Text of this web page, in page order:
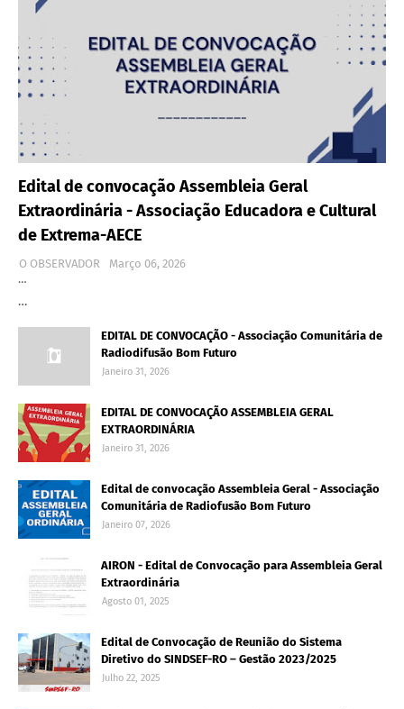
Edital de convocação Assembleia Geral
Extraordinária - Associação Educadora e Cultural
de Extrema-AECE
O OBSERVADOR
Março 06, 2026
…
…
EDITAL DE CONVOCAÇÃO - Associação Comunitária de
Radiodifusão Bom Futuro
Janeiro 31, 2026
EDITAL DE CONVOCAÇÃO ASSEMBLEIA GERAL
EXTRAORDINÁRIA
Janeiro 31, 2026
Edital de convocação Assembleia Geral - Associação
Comunitária de Radiofusão Bom Futuro
Janeiro 07, 2026
AIRON - Edital de Convocação para Assembleia Geral
Extraordinária
Agosto 01, 2025
Edital de Convocação de Reunião do Sistema
Diretivo do SINDSEF-RO – Gestão 2023/2025
Julho 22, 2025